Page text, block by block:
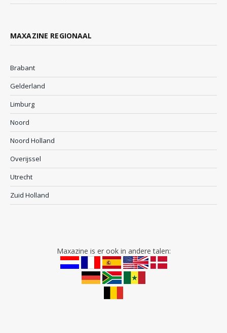
MAXAZINE REGIONAAL
Brabant
Gelderland
Limburg
Noord
Noord Holland
Overijssel
Utrecht
Zuid Holland
Maxazine is er ook in andere talen: